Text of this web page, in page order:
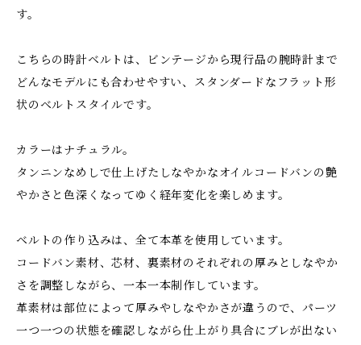
す。
こちらの時計ベルトは、ビンテージから現行品の腕時計まで
どんなモデルにも合わせやすい、スタンダードなフラット形
状のベルトスタイルです。
カラーはナチュラル。
タンニンなめしで仕上げたしなやかなオイルコードバンの艶
やかさと色深くなってゆく経年変化を楽しめます。
ベルトの作り込みは、全て本革を使用しています。
コードバン素材、芯材、裏素材のそれぞれの厚みとしなやか
さを調整しながら、一本一本制作しています。
革素材は部位によって厚みやしなやかさが違うので、パーツ
一つ一つの状態を確認しながら仕上がり具合にブレが出ない